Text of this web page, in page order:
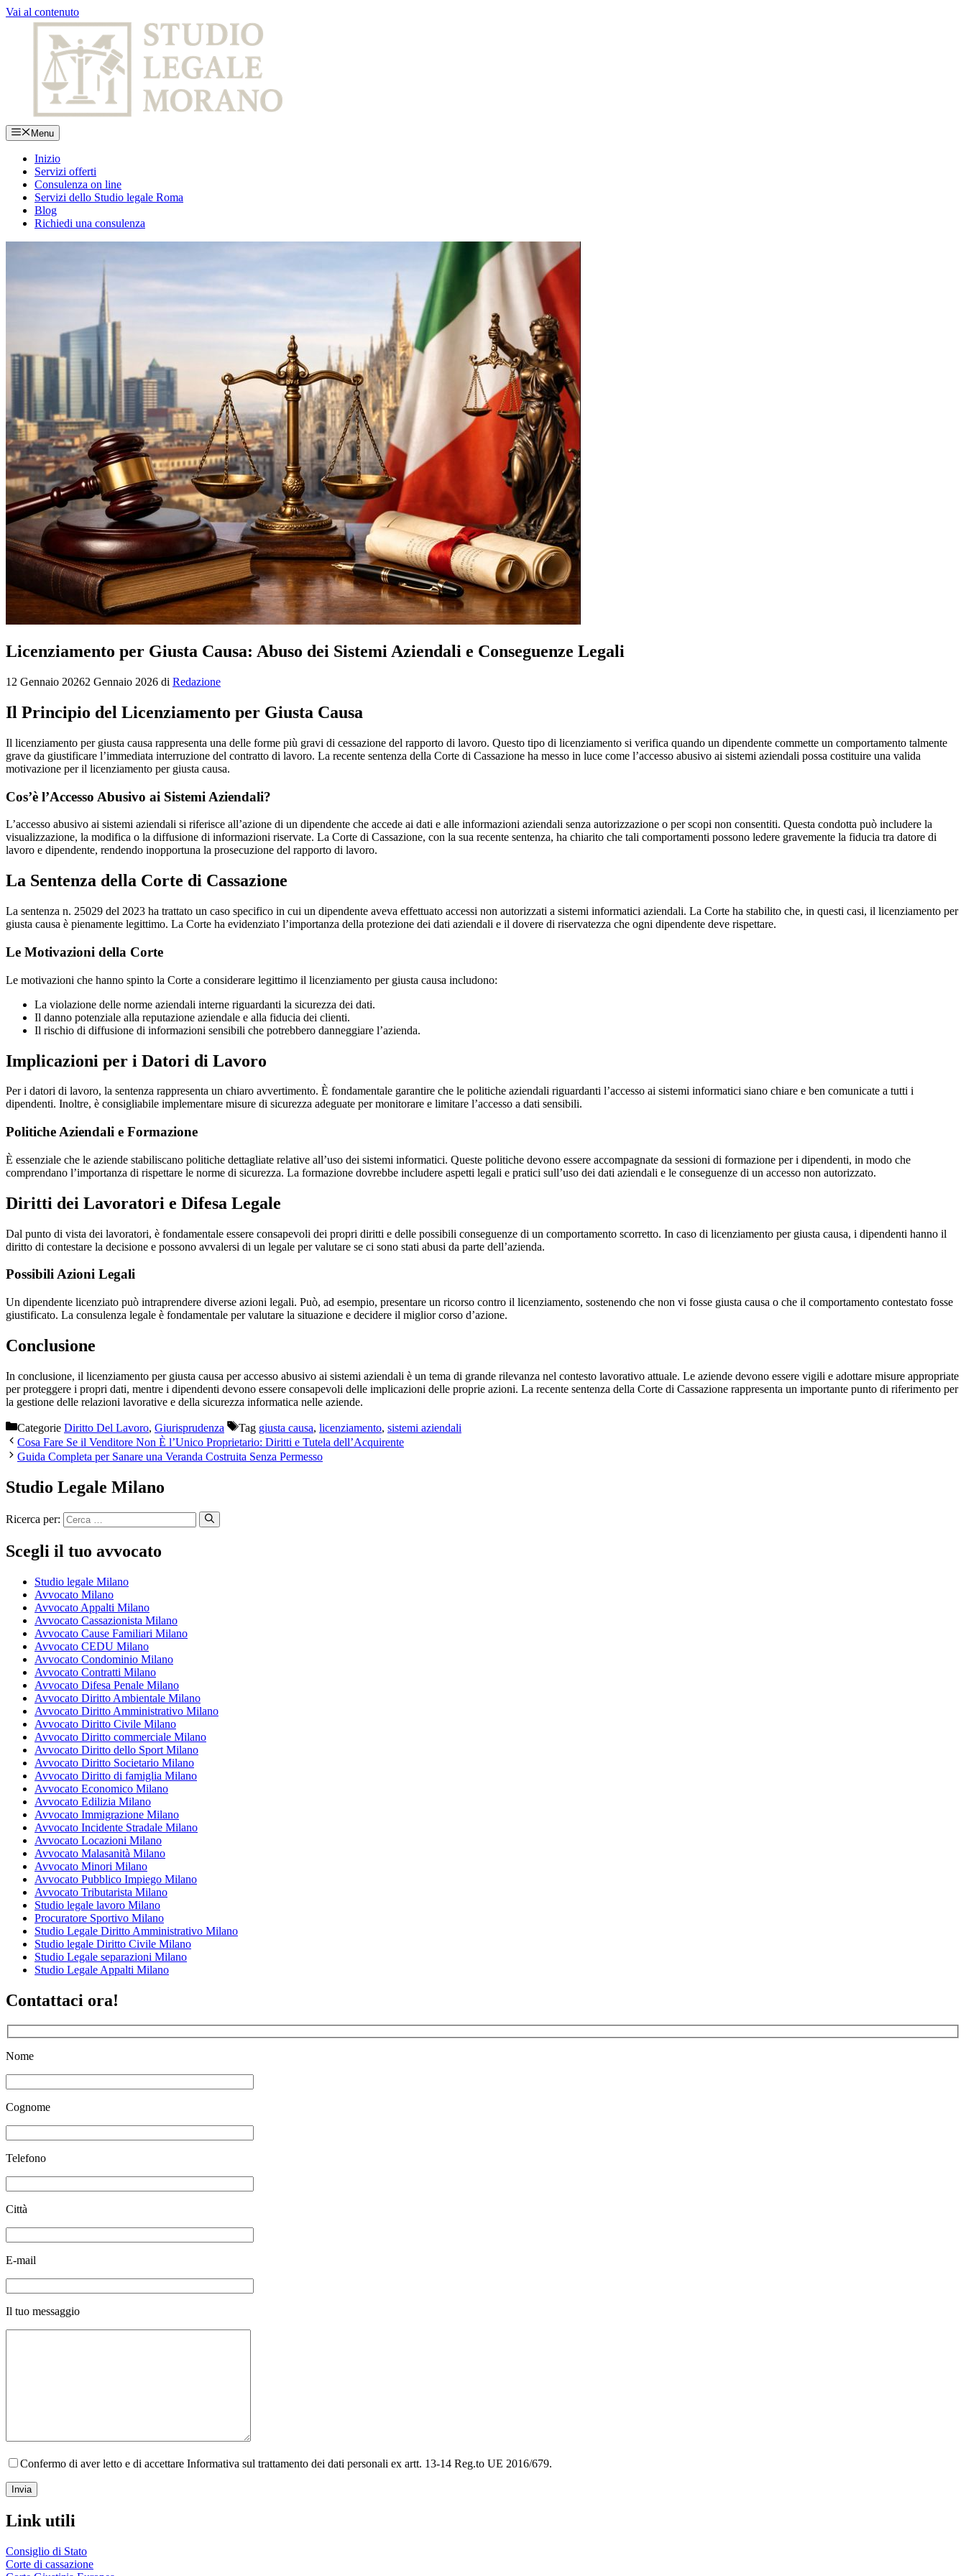
Vai al contenuto
Menu
Inizio
Servizi offerti
Consulenza on line
Servizi dello Studio legale Roma
Blog
Richiedi una consulenza
Licenziamento per Giusta Causa: Abuso dei Sistemi Aziendali e Conseguenze Legali
12 Gennaio 20262 Gennaio 2026 di Redazione
Il Principio del Licenziamento per Giusta Causa
Il licenziamento per giusta causa rappresenta una delle forme più gravi di cessazione del rapporto di lavoro. Questo tipo di licenziamento si verifica quando un dipendente commette un comportamento talmente
grave da giustificare l’immediata interruzione del contratto di lavoro. La recente sentenza della Corte di Cassazione ha messo in luce come l’accesso abusivo ai sistemi aziendali possa costituire una valida
motivazione per il licenziamento per giusta causa.
Cos’è l’Accesso Abusivo ai Sistemi Aziendali?
L’accesso abusivo ai sistemi aziendali si riferisce all’azione di un dipendente che accede ai dati e alle informazioni aziendali senza autorizzazione o per scopi non consentiti. Questa condotta può includere la
visualizzazione, la modifica o la diffusione di informazioni riservate. La Corte di Cassazione, con la sua recente sentenza, ha chiarito che tali comportamenti possono ledere gravemente la fiducia tra datore di
lavoro e dipendente, rendendo inopportuna la prosecuzione del rapporto di lavoro.
La Sentenza della Corte di Cassazione
La sentenza n. 25029 del 2023 ha trattato un caso specifico in cui un dipendente aveva effettuato accessi non autorizzati a sistemi informatici aziendali. La Corte ha stabilito che, in questi casi, il licenziamento per
giusta causa è pienamente legittimo. La Corte ha evidenziato l’importanza della protezione dei dati aziendali e il dovere di riservatezza che ogni dipendente deve rispettare.
Le Motivazioni della Corte
Le motivazioni che hanno spinto la Corte a considerare legittimo il licenziamento per giusta causa includono:
La violazione delle norme aziendali interne riguardanti la sicurezza dei dati.
Il danno potenziale alla reputazione aziendale e alla fiducia dei clienti.
Il rischio di diffusione di informazioni sensibili che potrebbero danneggiare l’azienda.
Implicazioni per i Datori di Lavoro
Per i datori di lavoro, la sentenza rappresenta un chiaro avvertimento. È fondamentale garantire che le politiche aziendali riguardanti l’accesso ai sistemi informatici siano chiare e ben comunicate a tutti i
dipendenti. Inoltre, è consigliabile implementare misure di sicurezza adeguate per monitorare e limitare l’accesso a dati sensibili.
Politiche Aziendali e Formazione
È essenziale che le aziende stabiliscano politiche dettagliate relative all’uso dei sistemi informatici. Queste politiche devono essere accompagnate da sessioni di formazione per i dipendenti, in modo che
comprendano l’importanza di rispettare le norme di sicurezza. La formazione dovrebbe includere aspetti legali e pratici sull’uso dei dati aziendali e le conseguenze di un accesso non autorizzato.
Diritti dei Lavoratori e Difesa Legale
Dal punto di vista dei lavoratori, è fondamentale essere consapevoli dei propri diritti e delle possibili conseguenze di un comportamento scorretto. In caso di licenziamento per giusta causa, i dipendenti hanno il
diritto di contestare la decisione e possono avvalersi di un legale per valutare se ci sono stati abusi da parte dell’azienda.
Possibili Azioni Legali
Un dipendente licenziato può intraprendere diverse azioni legali. Può, ad esempio, presentare un ricorso contro il licenziamento, sostenendo che non vi fosse giusta causa o che il comportamento contestato fosse
giustificato. La consulenza legale è fondamentale per valutare la situazione e decidere il miglior corso d’azione.
Conclusione
In conclusione, il licenziamento per giusta causa per accesso abusivo ai sistemi aziendali è un tema di grande rilevanza nel contesto lavorativo attuale. Le aziende devono essere vigili e adottare misure appropriate
per proteggere i propri dati, mentre i dipendenti devono essere consapevoli delle implicazioni delle proprie azioni. La recente sentenza della Corte di Cassazione rappresenta un importante punto di riferimento per
la gestione delle relazioni lavorative e della sicurezza informatica nelle aziende.
Categorie Diritto Del Lavoro, Giurisprudenza Tag giusta causa, licenziamento, sistemi aziendali
Cosa Fare Se il Venditore Non È l’Unico Proprietario: Diritti e Tutela dell’Acquirente
Guida Completa per Sanare una Veranda Costruita Senza Permesso
Studio Legale Milano
Ricerca per:
Scegli il tuo avvocato
Studio legale Milano
Avvocato Milano
Avvocato Appalti Milano
Avvocato Cassazionista Milano
Avvocato Cause Familiari Milano
Avvocato CEDU Milano
Avvocato Condominio Milano
Avvocato Contratti Milano
Avvocato Difesa Penale Milano
Avvocato Diritto Ambientale Milano
Avvocato Diritto Amministrativo Milano
Avvocato Diritto Civile Milano
Avvocato Diritto commerciale Milano
Avvocato Diritto dello Sport Milano
Avvocato Diritto Societario Milano
Avvocato Diritto di famiglia Milano
Avvocato Economico Milano
Avvocato Edilizia Milano
Avvocato Immigrazione Milano
Avvocato Incidente Stradale Milano
Avvocato Locazioni Milano
Avvocato Malasanità Milano
Avvocato Minori Milano
Avvocato Pubblico Impiego Milano
Avvocato Tributarista Milano
Studio legale lavoro Milano
Procuratore Sportivo Milano
Studio Legale Diritto Amministrativo Milano
Studio legale Diritto Civile Milano
Studio Legale separazioni Milano
Studio Legale Appalti Milano
Contattaci ora!
Nome
Cognome
Telefono
Città
E-mail
Il tuo messaggio
Confermo di aver letto e di accettare Informativa sul trattamento dei dati personali ex artt. 13-14 Reg.to UE 2016/679.
Link utili
Consiglio di Stato
Corte di cassazione